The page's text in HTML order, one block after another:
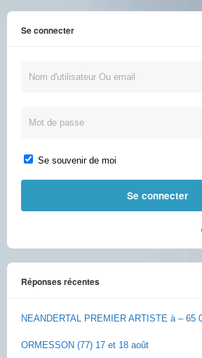
Se connecter
Se souvenir de moi
Réponses récentes
NEANDERTAL PREMIER ARTISTE à – 65
ORMESSON (77) 17 et 18 août